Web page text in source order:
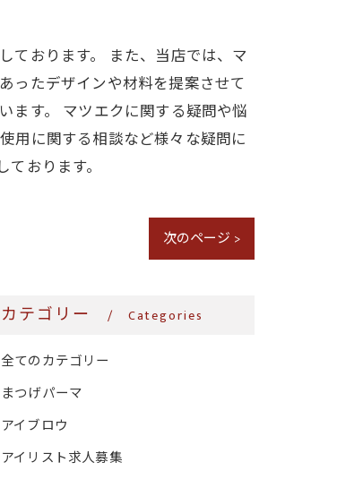
ております。 また、当店では、マ
ったデザインや材料を提案させて
ます。 マツエクに関する疑問や悩
用に関する相談など様々な疑問に
おります。
次のページ >
カテゴリー Categories
全てのカテゴリー
まつげパーマ
アイブロウ
アイリスト求人募集